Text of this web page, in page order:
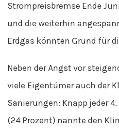
Strompreisbremse Ende
und die weiterhin
Erdgas könnten Grund für
Neben der Angst vor
viele Eigentümer auch der
Sanierungen: Knapp jeder
(24 Prozent) nannte den